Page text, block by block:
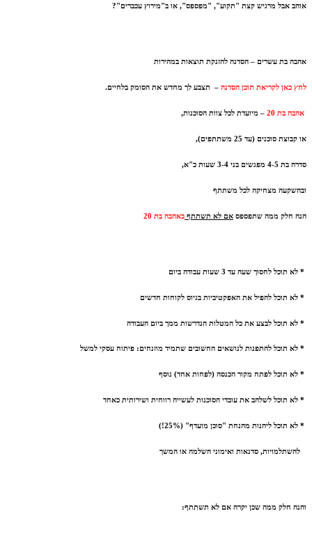
אוהב אבל מרגיש קצת "תקוע", "מפספס", או ב"מירוץ עכברים"?
אהבה בת עשרים – הסדנה להזנקת תוצאות במהירות
לחץ כאן לקריאת תוכן הסדנה – תצבע לך מחדש את הסומק בלחיים.
אהבה בת 20 – מיועדת לכל צוות הסוכנות,
או קבוצת סוכנים (עד 25 משתתפים),
סדרה בת 4-5 מפגשים בני 3-4 שעות כ"א,
ובהשקעה מצחיקה לכל משתתף
הנה חלק ממה שתפספס אם לא תשתתף באהבה בת 20
* לא תוכל לחסוך שעה עד 3 שעות עבודה ביום
* לא תוכל להפיל את האפקטיביות בגיוס לקוחות חדשים
* לא תוכל לבצע את כל המטלות הנדרשות ממך ביום העבודה
* לא תוכל להתפנות לנושאים החשובים שתמיד מוזנחים: פיתוח עסקי למשל
* לא תוכל לפתח מקור הכנסה (לפחות אחד) נוסף
* לא תוכל לשלהב את עובדי הסוכנות לעשייה רווחית ושירותית כאחד
* לא תוכל ליהנות מהנחת "סוכן מועדף" (25%!)
להשתלמויות, סדנאות ואימוני השלמה או המשך
והנה חלק ממה שכן יקרה אם לא תשתתף: